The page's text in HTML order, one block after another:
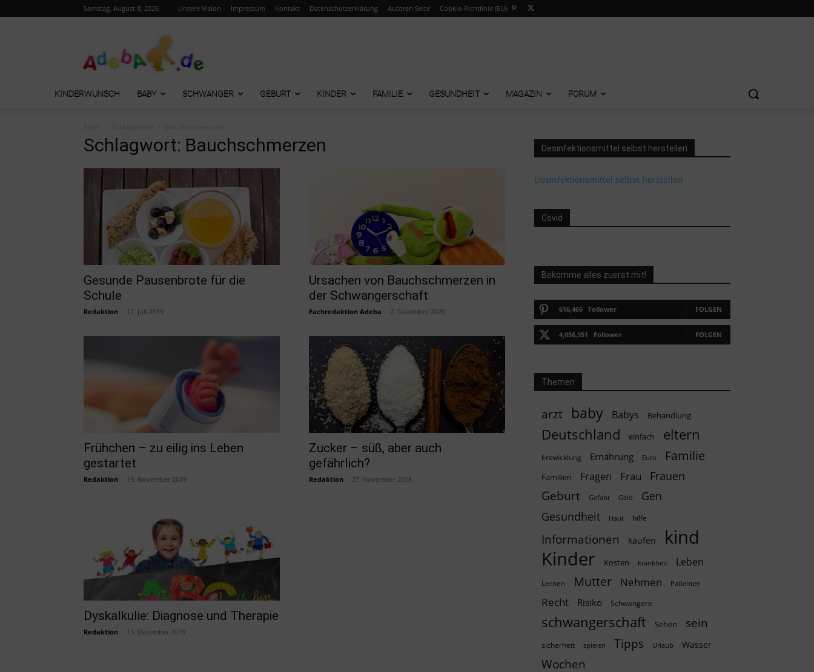
Samstag, August 8, 2026 Unsere Vision Impressum Kontakt Datenschutzerklärung Autoren Seite Cookie-Richtlinie (EU)
KINDERWUNSCH BABY SCHWANGER GEBURT KINDER FAMILIE GESUNDHEIT MAGAZIN FORUM
Schlagwort: Bauchschmerzen
Gesunde Pausenbrote für die
Schule
Redaktion 17. Juli 2019
Ursachen von Bauchschmerzen in
der Schwangerschaft
Fachredaktion Adeba 2. Dezember 2020
Frühchen – zu eilig ins Leben
gestartet
Redaktion 19. November 2019
Zucker – süß, aber auch
gefährlich?
Redaktion 27. November 2018
Dyskalkulie: Diagnose und Therapie
Redaktion 13. Dezember 2018
Desinfektionsmittel selbst herstellen
Desinfektionsmittel selbst herstellen
Covid
Bekomme alles zuerst mit!
616,466 Follower FOLGEN
4,056,351 Follower FOLGEN
Themen
arzt baby Babys Behandlung
Deutschland einfach eltern
Entwicklung Ernährung Euro Familie
Familien Fragen Frau Frauen
Geburt Gefahr Geld
Gen
Gesundheit
Haut hilfe
Informationen kaufen kind
Kinder Kosten krankheit Leben
Lernen Mutter Nehmen Patienten
Recht Risiko Schwangere
schwangerschaft Sehen sein
sicherheit spielen Tipps Urlaub Wasser
Wochen